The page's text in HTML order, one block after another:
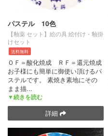
パステル 10色
【釉薬 セット】絵の具 絵付け・釉掛
けセット
送料無料
ＯＦ＝酸化焼成 ＲＦ＝還元焼成
お子様にも簡単に御使い頂けるパ
ステルです。 素焼き素地にその
まま描...
▼続きを読む
詳細